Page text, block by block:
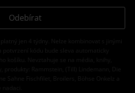
Odebírat
jen 4 týdny. Nelze kombinovat s jinými
potvrzení kódu bude sleva automaticky
košíku. Nevztahuje se na média, knihy,
produkty: Rammstein, (Till) Lindemann, Die
Sahne Fischfilet, Broilers, Böhse Onkelz a